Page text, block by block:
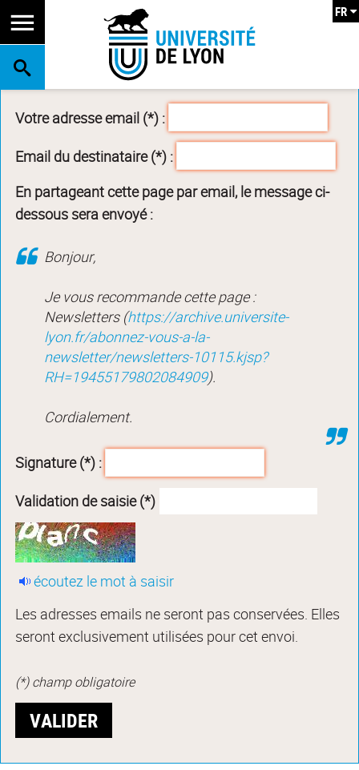
RECHERCHE
FR
Votre adresse email (*) :
Email du destinataire (*) :
En partageant cette page par email, le message ci-
dessous sera envoyé :
Bonjour,
Je vous recommande cette page :
Newsletters (https://archive.universite-
lyon.fr/abonnez-vous-a-la-
newsletter/newsletters-10115.kjsp?
RH=19455179802084909).
Cordialement.
Signature (*) :
Validation de saisie (*)
écoutez le mot à saisir
Les adresses emails ne seront pas conservées. Elles
seront exclusivement utilisées pour cet envoi.
(*) champ obligatoire